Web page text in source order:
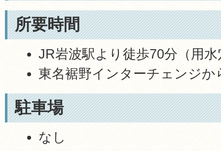
所要時間
JR岩波駅より徒歩70分（用
東名裾野インターチェンジか
駐車場
なし